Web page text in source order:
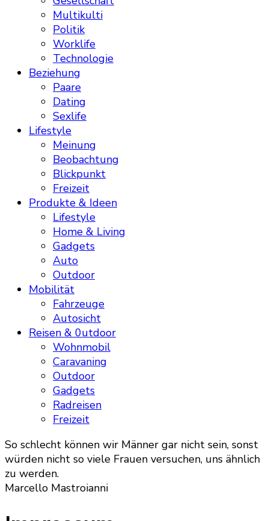
Multikulti
Politik
Worklife
Technologie
Beziehung
Paare
Dating
Sexlife
Lifestyle
Meinung
Beobachtung
Blickpunkt
Freizeit
Produkte & Ideen
Lifestyle
Home & Living
Gadgets
Auto
Outdoor
Mobilität
Fahrzeuge
Autosicht
Reisen & 0utdoor
Wohnmobil
Caravaning
Outdoor
Gadgets
Radreisen
Freizeit
So schlecht können wir Männer gar nicht sein, sonst
würden nicht so viele Frauen versuchen, uns ähnlich
zu werden.
Marcello Mastroianni